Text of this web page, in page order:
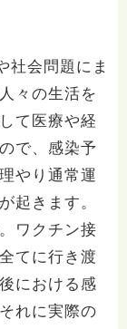
社会問題にま
々の生活を
て医療や経
で、感染予
やり通常運
起きます。
ワクチン接
てに行き渡
における感
れに実際の